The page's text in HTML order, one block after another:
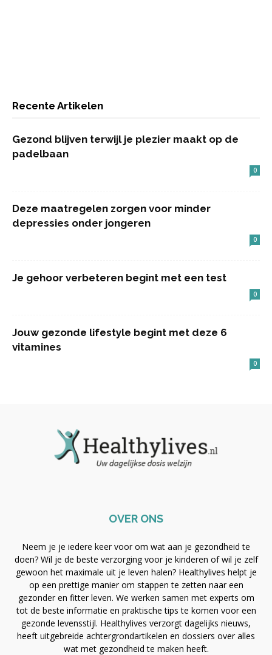
Recente Artikelen
Gezond blijven terwijl je plezier maakt op de
padelbaan
0
Deze maatregelen zorgen voor minder
depressies onder jongeren
0
Je gehoor verbeteren begint met een test
0
Jouw gezonde lifestyle begint met deze 6
vitamines
0
OVER ONS
Neem je je iedere keer voor om wat aan je gezondheid te
doen? Wil je de beste verzorging voor je kinderen of wil je zelf
gewoon het maximale uit je leven halen? Healthylives helpt je
op een prettige manier om stappen te zetten naar een
gezonder en fitter leven. We werken samen met experts om
tot de beste informatie en praktische tips te komen voor een
gezonde levensstijl. Healthylives verzorgt dagelijks nieuws,
heeft uitgebreide achtergrondartikelen en dossiers over alles
wat met gezondheid te maken heeft.